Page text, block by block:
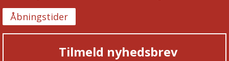
Åbningstider
Tilmeld nyhedsbrev